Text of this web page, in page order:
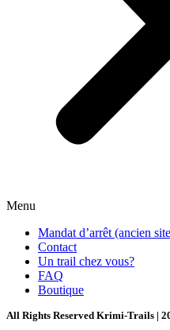
Menu
Mandat d’arrêt (ancien
Contact
Un trail chez vous?
FAQ
Boutique
All Rights Reserved Krimi-Trails |